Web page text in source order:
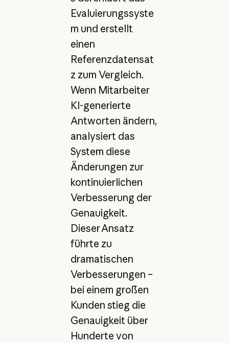
Evaluierungssyste
m und erstellt
einen
Referenzdatensat
z zum Vergleich.
Wenn Mitarbeiter
KI-generierte
Antworten ändern,
analysiert das
System diese
Änderungen zur
kontinuierlichen
Verbesserung der
Genauigkeit.
Dieser Ansatz
führte zu
dramatischen
Verbesserungen –
bei einem großen
Kunden stieg die
Genauigkeit über
Hunderte von